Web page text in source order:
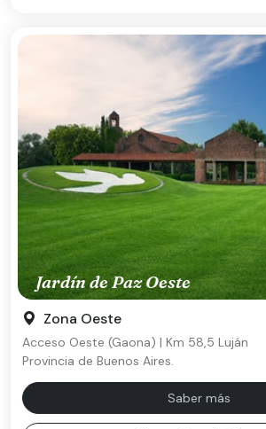
Jardín de Paz Oeste
Zona Oeste
Acceso Oeste (Gaona) | Km 58,5 Luján
Provincia de Buenos Aires.
Saber más